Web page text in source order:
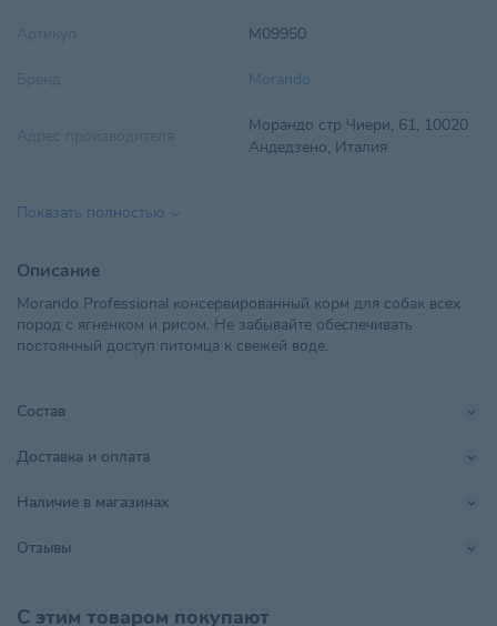
M09950
Morando
Морандо стр Чиери, 61, 10020
Андедзено, Италия
Вкус
Возраст питомца Взрослые 1-6 лет,Пожилые 7+
Импортер в РБ
Показать полностью
Описание
Morando Professional консервированный корм для собак всех
пород с ягненком и рисом. Не забывайте обеспечивать
постоянный доступ питомца к свежей воде.
Состав
Доставка и оплата
Наличие в магазинах
Отзывы
С этим товаром покупают